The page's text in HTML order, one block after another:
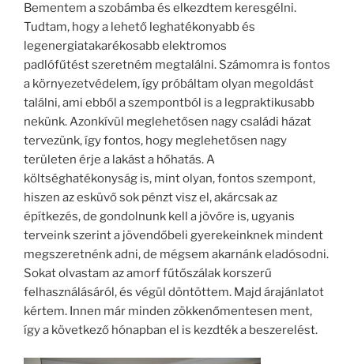
Bementem a szobámba és elkezdtem keresgélni.
Tudtam, hogy a lehető leghatékonyabb és
legenergiatakarékosabb elektromos
padlófűtést szeretném megtalálni. Számomra is fontos
a környezetvédelem, így próbáltam olyan megoldást
találni, ami ebből a szempontból is a legpraktikusabb
nekünk. Azonkívül meglehetősen nagy családi házat
tervezünk, így fontos, hogy meglehetősen nagy
területen érje a lakást a hőhatás. A
költséghatékonyság is, mint olyan, fontos szempont,
hiszen az esküvő sok pénzt visz el, akárcsak az
építkezés, de gondolnunk kell a jövőre is, ugyanis
terveink szerint a jövendőbeli gyerekeinknek mindent
megszeretnénk adni, de mégsem akarnánk eladósodni.
Sokat olvastam az amorf fűtőszálak korszerű
felhasználásáról, és végül döntöttem. Majd árajánlatot
kértem. Innen már minden zökkenőmentesen ment,
így a következő hónapban el is kezdték a beszerelést.